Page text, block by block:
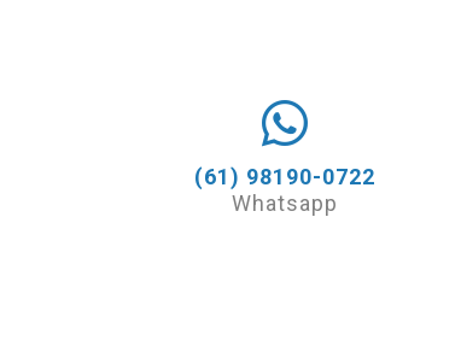
(61) 98190-0722
Whatsapp